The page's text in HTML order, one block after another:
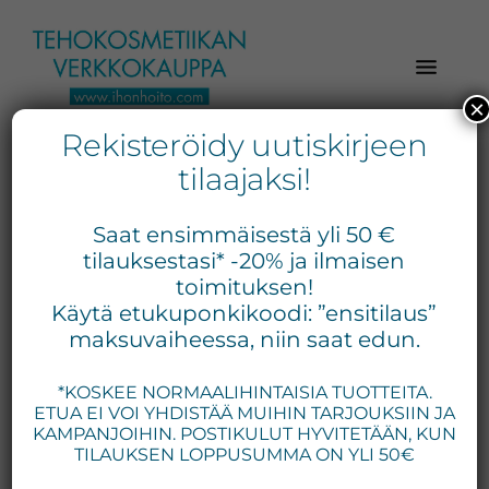
pääsisältöön
ensisijaiseen
sivupalkkiin
alatunnisteeseen
Ihonhoito.com
Kosmetiikan
verkkokauppa
Tilaa
tänään
Verkkokaupasta
tuotteet:
Exuviance,
Medik8,
Priori,
Bion,
Gernétic,
Rekisteröidy uutiskirjeen
tilaajaksi!
Saat ensimmäisestä yli 50 €
tilauksestasi* -20% ja ilmaisen
toimituksen!
Käytä etukuponkikoodi: ”ensitilaus”
maksuvaiheessa, niin saat edun.
*KOSKEE NORMAALIHINTAISIA TUOTTEITA.
ETUA EI VOI YHDISTÄÄ MUIHIN TARJOUKSIIN JA
KAMPANJOIHIN. POSTIKULUT HYVITETÄÄN, KUN
TILAUKSEN LOPPUSUMMA ON YLI 50€
×